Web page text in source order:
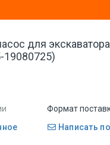
для
19080725)
Формат
Написать